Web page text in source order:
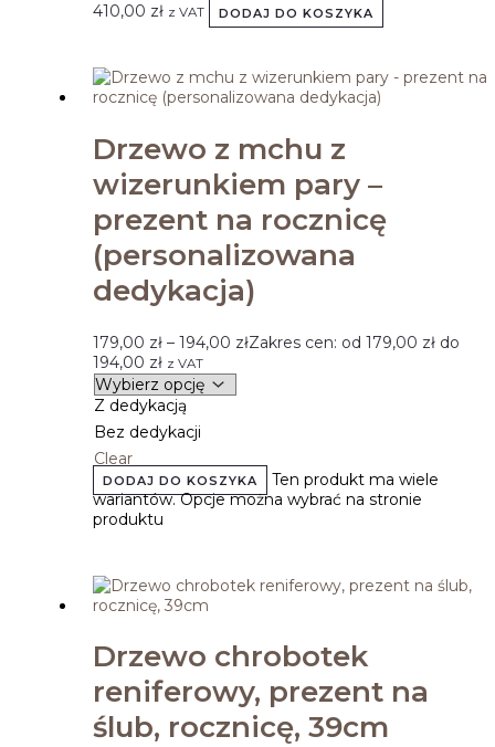
410,00 zł z VAT DODAJ DO KOSZYKA
Drzewo z mchu z
wizerunkiem pary –
prezent na rocznicę
(personalizowana
dedykacja)
179,00 zł – 194,00 złZakres cen: od 179,00 zł do
194,00 zł z VAT
Z dedykacją
Bez dedykacji
Clear
DODAJ DO KOSZYKA
Ten produkt ma wiele
wariantów. Opcje można wybrać na stronie
produktu
Drzewo chrobotek
reniferowy, prezent na
ślub, rocznicę, 39cm